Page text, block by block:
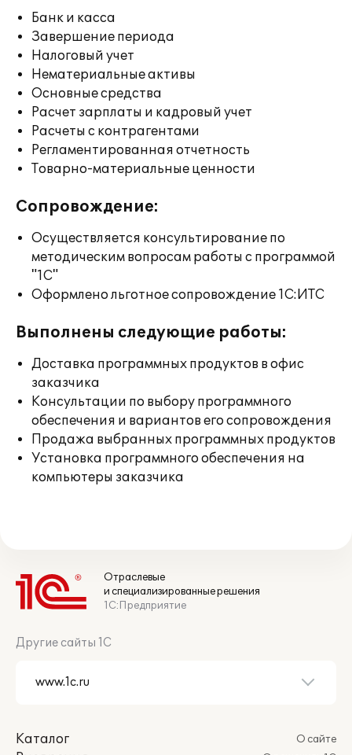
Банк и касса
Завершение периода
Налоговый учет
Нематериальные активы
Основные средства
Расчет зарплаты и кадровый учет
Расчеты с контрагентами
Регламентированная отчетность
Товарно-материальные ценности
Сопровождение:
Осуществляется консультирование по
методическим вопросам работы с программой
"1С"
Оформлено льготное сопровождение 1С:ИТС
Выполнены следующие работы:
Доставка программных продуктов в офис
заказчика
Консультации по выбору программного
обеспечения и вариантов его сопровождения
Продажа выбранных программных продуктов
Установка программного обеспечения на
компьютеры заказчика
Отраслевые
и специализированные решения
1С:Предприятие
Другие сайты 1С
Каталог
О сайте